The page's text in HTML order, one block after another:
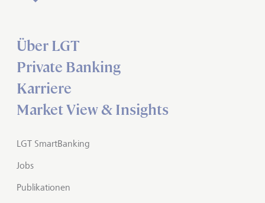
Über LGT
Private Banking
Karriere
Market View & Insights
LGT SmartBanking
Jobs
Publikationen